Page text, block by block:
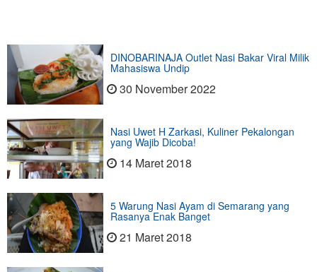
DINOBARINAJA Outlet Nasi Bakar Viral Milik
Mahasiswa Undip
30 November 2022
Nasi Uwet H Zarkasi, Kuliner Pekalongan
yang Wajib Dicoba!
14 Maret 2018
5 Warung Nasi Ayam di Semarang yang
Rasanya Enak Banget
21 Maret 2018